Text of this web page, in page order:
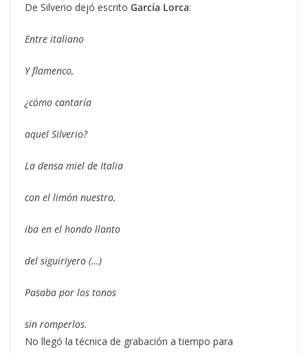
De Silverio dejó escrito García Lorca:
Entre italiano
Y flamenco,
¿cómo cantaría
aquel Silverio?
La densa miel de Italia
con el limón nuestro,
iba en el hondo llanto
del siguiriyero (…)
Pasaba por los tonos
sin romperlos.
No llegó la técnica de grabación a tiempo para